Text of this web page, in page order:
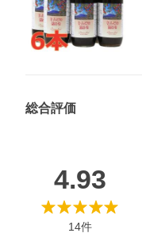
総合評価
4.93
14件